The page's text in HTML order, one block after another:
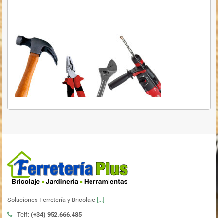
Soluciones Ferretería y Bricolaje [...]
Telf: (+34) 952.666.485